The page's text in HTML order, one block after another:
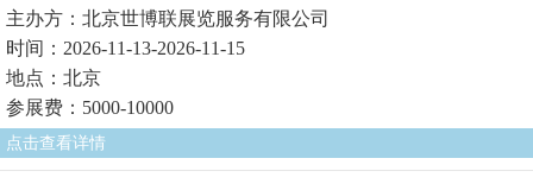
主办方：北京世博联展览服务有限公司
时间：2026-11-13-2026-11-15
地点：北京
参展费：5000-10000
点击查看详情